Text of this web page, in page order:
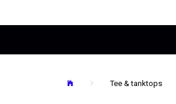
Tee & tanktops